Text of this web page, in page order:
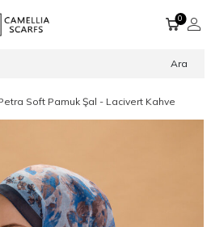
Ara
0
Soft Pamuk Şal - Lacivert Kahve